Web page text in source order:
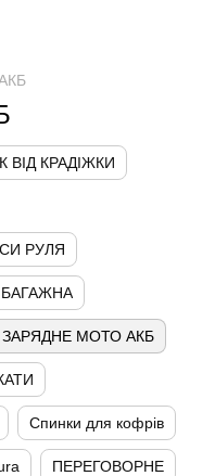
ВІД КРАДІЖКИ
РУЛЯ
БАГАЖНА
ЗАРЯДНЕ МОТО АКБ
Спинки для кофрів
ПЕРЕГОВОРНЕ